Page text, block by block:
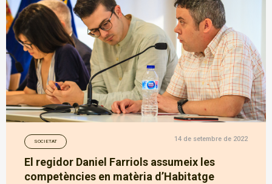
SOCIETAT 14 de setembre de 2022
El regidor Daniel Farriols assumeix les
competències en matèria d’Habitatge